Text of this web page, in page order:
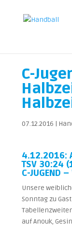
C-
07.12.2016 |
4.12.2016:
TSV 30:24
C-JUGEND
Unsere
Sonntag zu
auf Anouk,